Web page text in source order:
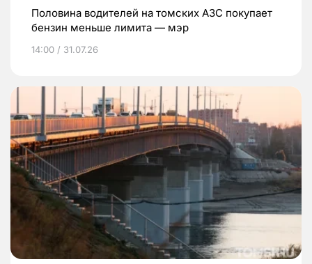
Половина водителей на томских АЗС покупает
бензин меньше лимита — мэр
14:00 / 31.07.26